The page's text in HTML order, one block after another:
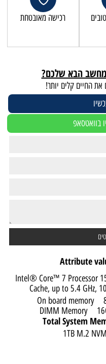
רכישה מאובטחת
הבא שלכם?
החיים קלים יותר!
בוואטסאפ
Attribute
Intel® Core™ 7 Processor
Cache, up to 5.4 GHz,
On board memory
DIMM Memory
Total System
1TB M.2